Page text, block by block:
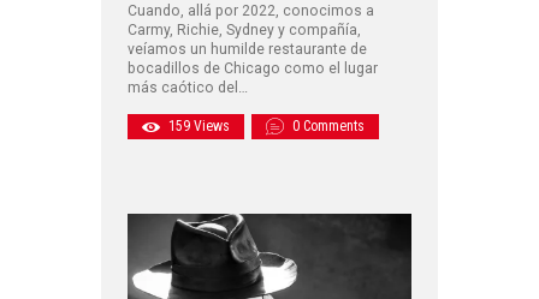
Cuando, allá por 2022, conocimos a
Carmy, Richie, Sydney y compañía,
veíamos un humilde restaurante de
bocadillos de Chicago como el lugar
más caótico del…
159 Views 0 Comments